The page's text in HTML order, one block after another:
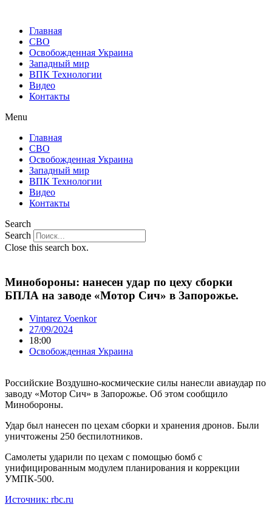
Главная
СВО
Освобожденная Украина
Западный мир
ВПК Технологии
Видео
Контакты
Menu
Главная
СВО
Освобожденная Украина
Западный мир
ВПК Технологии
Видео
Контакты
Search
Search
Close this search box.
Минобороны: нанесен удар по цеху сборки
БПЛА на заводе «Мотор Сич» в Запорожье.
Vintarez Voenkor
27/09/2024
18:00
Освобожденная Украина
Российские Воздушно-космические силы нанесли авиаудар по
заводу «Мотор Сич» в Запорожье. Об этом сообщило
Минобороны.
Удар был нанесен по цехам сборки и хранения дронов. Были
уничтожены 250 беспилотников.
Самолеты ударили по цехам с помощью бомб с
унифицированным модулем планирования и коррекции
УМПК-500.
Источник: rbc.ru